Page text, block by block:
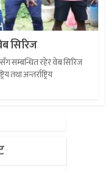
सिरिज
सम्बन्धित रहेर वेब सिरिज
अन्तर्राष्ट्रिय